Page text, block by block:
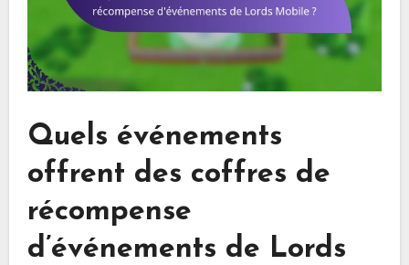
Quels événements
offrent des coffres de
récompense
d’événements de Lords